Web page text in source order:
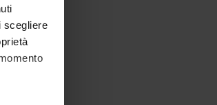
scegliere